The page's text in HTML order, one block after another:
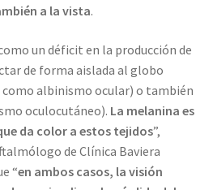
a la vista.
un déficit en la producción de
de forma aislada al globo
albinismo ocular) o también
oculocutáneo). La melanina es
da color a estos tejidos”,
de Clínica Baviera
“en ambos casos, la visión